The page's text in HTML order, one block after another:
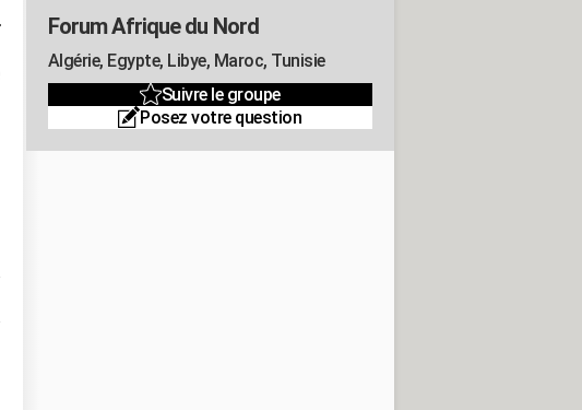
Forum Afrique du Nord
Algérie, Egypte, Libye, Maroc, Tunisie
Suivre le groupe
Posez votre question